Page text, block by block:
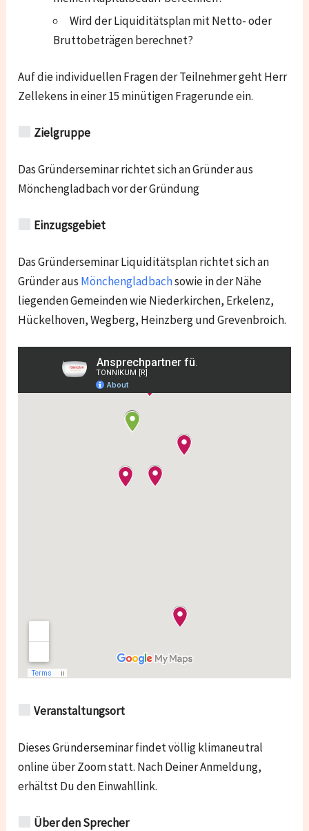
Wird der Liquiditätsplan mit Netto- oder
Bruttobeträgen berechnet?
Auf die individuellen Fragen der Teilnehmer geht Herr
Zellekens in einer 15 minütigen Fragerunde ein.
Zielgruppe
Das Gründerseminar richtet sich an Gründer aus
Mönchengladbach vor der Gründung
Einzugsgebiet
Das Gründerseminar Liquiditätsplan richtet sich an
Gründer aus Mönchengladbachsowie in der Nähe
liegenden Gemeinden wieNiederkirchen, Erkelenz,
Hückelhoven, Wegberg, Heinzberg und Grevenbroich.
Veranstaltungsort
Dieses Gründerseminar findet völlig klimaneutral
online über Zoom statt. Nach Deiner Anmeldung,
erhältst Du den Einwahllink.
Über den Sprecher